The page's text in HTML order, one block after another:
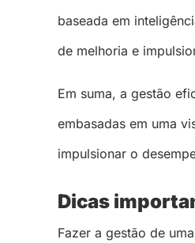
baseada em
de melhoria e
Em suma, a gestão
embasadas em uma
impulsionar o
Dicas
Fazer a gestão de